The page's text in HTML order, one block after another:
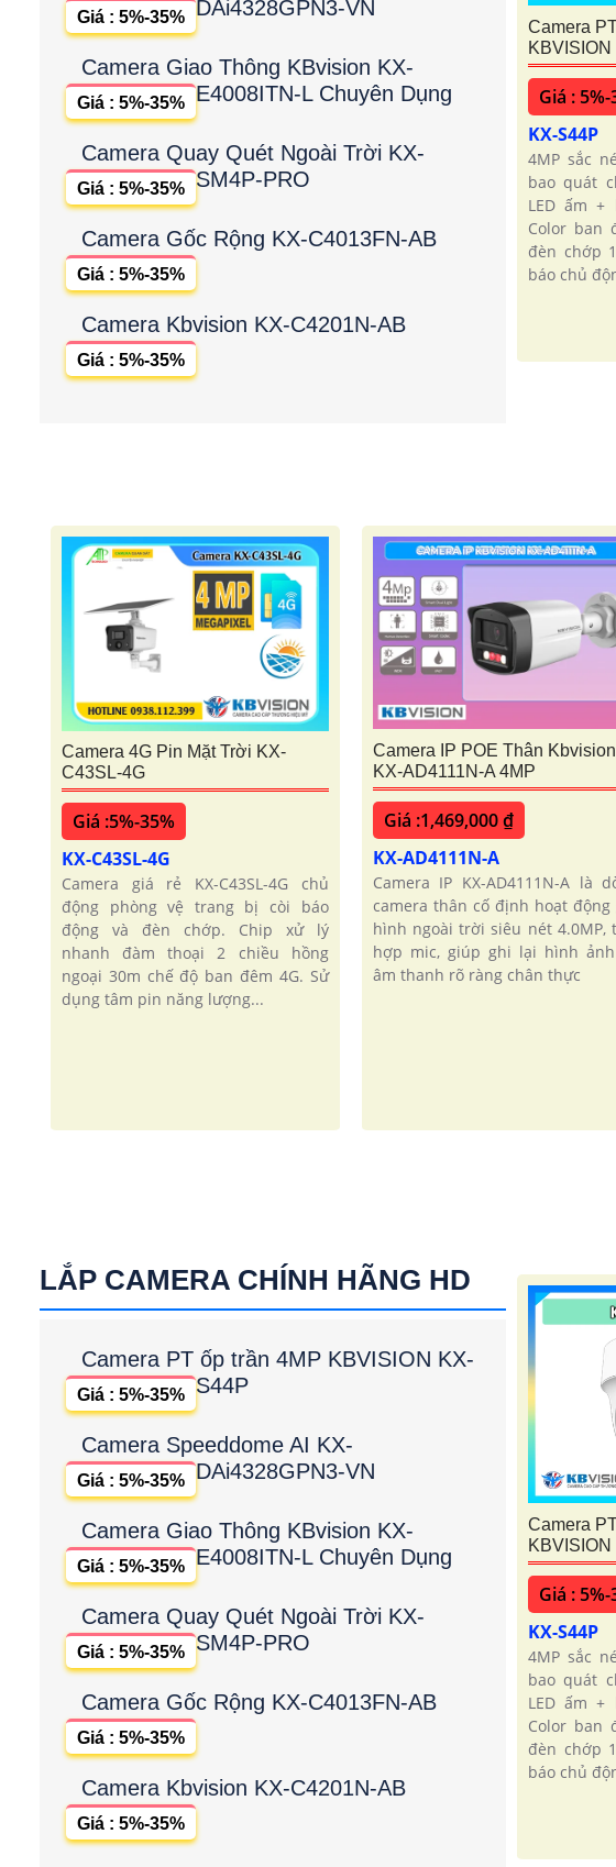
DAi4328GPN3-VN
Giá : 5%-35%
Camera Giao Thông KBvision KX-
E4008ITN-L Chuyên Dụng
Giá : 5%-35%
Camera Quay Quét Ngoài Trời KX-
SM4P-PRO
Giá : 5%-35%
Camera Gốc Rộng KX-C4013FN-AB
Giá : 5%-35%
Camera Kbvision KX-C4201N-AB
Giá : 5%-35%
Camera
Giá : 5%-
KX-S44P
4MP sắc
bao quát
LED ấm +
Color ban
đèn chớp
báo chủ
Camera 4G Pin Mặt Trời KX-
C43SL-4G
Giá :5%-35%
KX-C43SL-4G
Camera giá rẻ KX-C43SL-4G chủ
động phòng vệ trang bị còi báo
động và đèn chớp. Chip xử lý
nhanh đàm thoại 2 chiều hồng
ngoại 30m chế độ ban đêm 4G. Sử
dụng tâm pin năng lượng...
Camera IP POE Thân Kbvision
KX-AD4111N-A 4MP
Giá :1,469,000 ₫
KX-AD4111N-A
Camera IP KX-AD4111N-A là
camera thân cố định hoạt động
hình ngoài trời siêu nét 4.0MP,
hợp mic, giúp ghi lại hình
âm thanh rõ ràng chân thực
LẮP CAMERA CHÍNH HÃNG HD
Camera PT ốp trần 4MP KBVISION KX-
S44P
Giá : 5%-35%
Camera Speeddome AI KX-
DAi4328GPN3-VN
Giá : 5%-35%
Camera Giao Thông KBvision KX-
E4008ITN-L Chuyên Dụng
Giá : 5%-35%
Camera Quay Quét Ngoài Trời KX-
SM4P-PRO
Giá : 5%-35%
Camera Gốc Rộng KX-C4013FN-AB
Giá : 5%-35%
Camera Kbvision KX-C4201N-AB
Giá : 5%-35%
Camera
Giá : 5%-
KX-S44P
4MP sắc
bao quát
LED ấm +
Color ban
đèn chớp
báo chủ